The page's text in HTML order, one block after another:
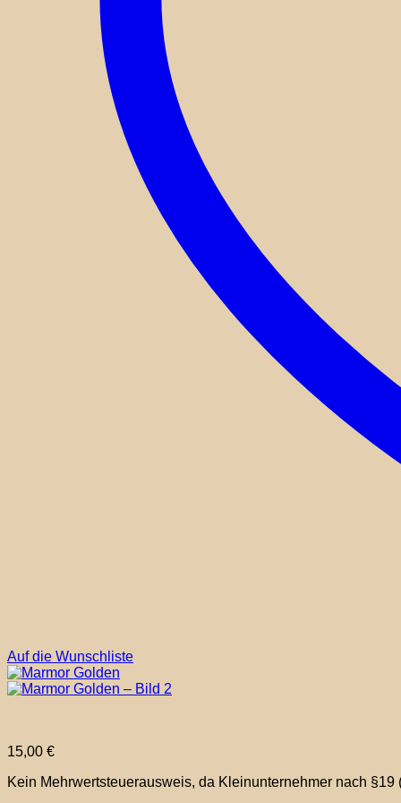
Auf die Wunschliste
15,00 €
Kein Mehrwertsteuerausweis, da Kleinunternehmer nach §19